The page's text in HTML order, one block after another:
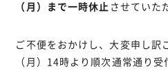
（月）まで一時休止 させていた
ご不便をおかけし、大変申し訳
（月）14時より順次通常通り受